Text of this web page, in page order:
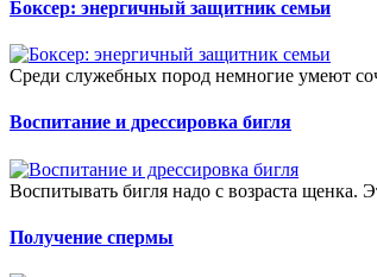
Боксер: энергичный защитник семьи
Среди служебных пород немногие умеют
Воспитание и дрессировка бигля
Воспитывать бигля надо с возраста щенка.
Получение спермы